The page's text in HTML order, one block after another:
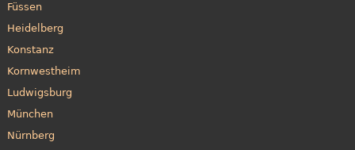
Füssen
Heidelberg
Konstanz
Kornwestheim
Ludwigsburg
München
Nürnberg